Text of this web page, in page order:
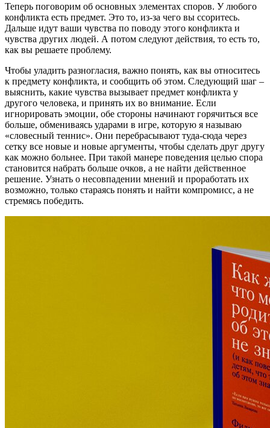
Теперь поговорим об основных элементах споров. У любого
конфликта есть предмет. Это то, из-за чего вы ссоритесь.
Дальше идут ваши чувства по поводу этого конфликта и
чувства других людей. А потом следуют действия, то есть то,
как вы решаете проблему.
Чтобы уладить разногласия, важно понять, как вы относитесь
к предмету конфликта, и сообщить об этом. Следующий шаг –
выяснить, какие чувства вызывает предмет конфликта у
другого человека, и принять их во внимание. Если
игнорировать эмоции, обе стороны начинают горячиться все
больше, обмениваясь ударами в игре, которую я называю
«словесный теннис». Они перебрасывают туда-сюда через
сетку все новые и новые аргументы, чтобы сделать друг другу
как можно больнее. При такой манере поведения целью спора
становится набрать больше очков, а не найти действенное
решение. Узнать о несовпадении мнений и проработать их
возможно, только стараясь понять и найти компромисс, а не
стремясь победить.